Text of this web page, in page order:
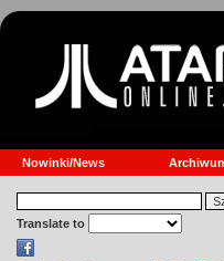
Nowinki/News
Translate to